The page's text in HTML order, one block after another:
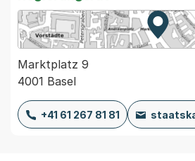
Zur
Marktplatz 9
4001 Basel
+41 61 267 81 81